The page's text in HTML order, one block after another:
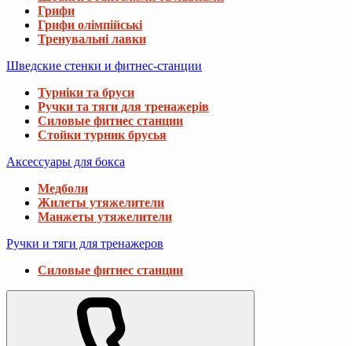
Грифи
Грифи олімпійські
Тренувальні лавки
Шведские стенки и фитнес-станции
Турніки та бруси
Ручки та тяги для тренажерів
Силовые фитнес станции
Стойки турник брусья
Аксессуары для бокса
Медболи
Жилеты утяжелители
Манжеты утяжелители
Ручки и тяги для тренажеров
Силовые фитнес станции